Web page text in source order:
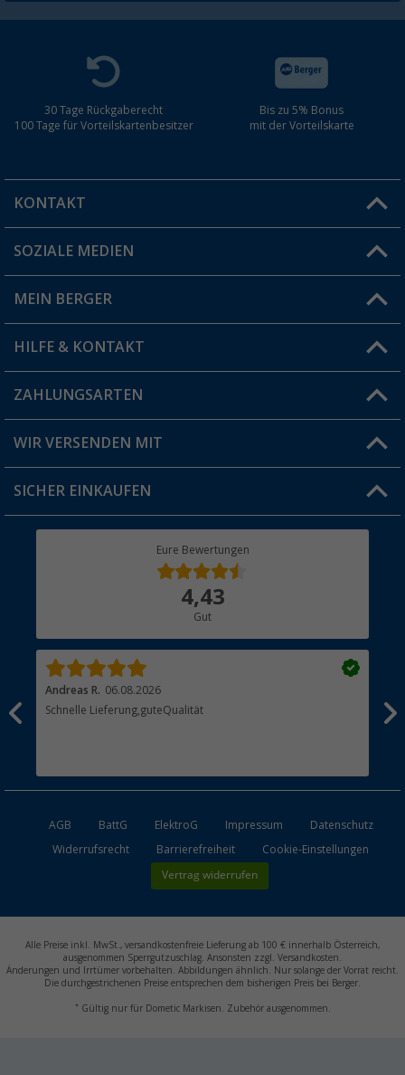
30 Tage Rückgaberecht
100 Tage für Vorteilskartenbesitzer
Bis zu 5% Bonus
mit der Vorteilskarte
KONTAKT
Du hast eine Frage?
Filiale finden
SOZIALE MEDIEN
MEIN BERGER
Vorteilskarte
Blog
Jobs & Karriere
HILFE & KONTAKT
FAQ & Kontakt
Versandinformationen
Rücksendung
ZAHLUNGSARTEN
WIR VERSENDEN MIT
SICHER EINKAUFEN
Eure Bewertungen
4,43
Gut
Andreas R. 06.08.2026
Schnelle Lieferung,guteQualität
AGB BattG ElektroG Impressum
Datenschutz
Widerrufsrecht
Barrierefreiheit Cookie-Einstellungen
Vertrag widerrufen
Alle Preise inkl. MwSt., versandkostenfreie Lieferung ab 100 € innerhalb Österreich,
ausgenommen Sperrgutzuschlag. Ansonsten zzgl. Versandkosten.
Änderungen und Irrtümer vorbehalten. Abbildungen ähnlich. Nur solange der Vorrat reicht.
Die durchgestrichenen Preise entsprechen dem bisherigen Preis bei Berger.
*Gültig nur für Dometic Markisen. Zubehör ausgenommen.